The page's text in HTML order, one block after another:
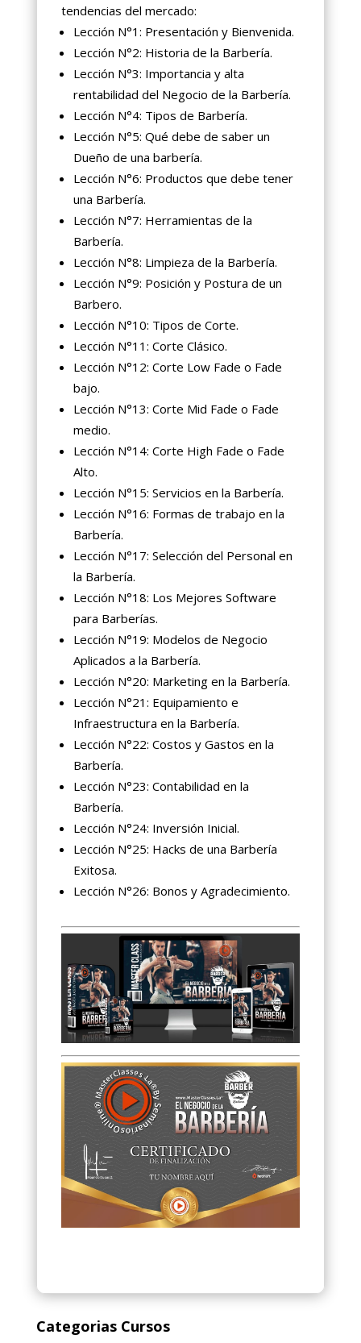
tendencias del mercado:
Lección N°1: Presentación y Bienvenida.
Lección N°2: Historia de la Barbería.
Lección N°3: Importancia y alta
rentabilidad del Negocio de la Barbería.
Lección N°4: Tipos de Barbería.
Lección N°5: Qué debe de saber un
Dueño de una barbería.
Lección N°6: Productos que debe tener
una Barbería.
Lección N°7: Herramientas de la
Barbería.
Lección N°8: Limpieza de la Barbería.
Lección N°9: Posición y Postura de un
Barbero.
Lección N°10: Tipos de Corte.
Lección N°11: Corte Clásico.
Lección N°12: Corte Low Fade o Fade
bajo.
Lección N°13: Corte Mid Fade o Fade
medio.
Lección N°14: Corte High Fade o Fade
Alto.
Lección N°15: Servicios en la Barbería.
Lección N°16: Formas de trabajo en la
Barbería.
Lección N°17: Selección del Personal en
la Barbería.
Lección N°18: Los Mejores Software
para Barberías.
Lección N°19: Modelos de Negocio
Aplicados a la Barbería.
Lección N°20: Marketing en la Barbería.
Lección N°21: Equipamiento e
Infraestructura en la Barbería.
Lección N°22: Costos y Gastos en la
Barbería.
Lección N°23: Contabilidad en la
Barbería.
Lección N°24: Inversión Inicial.
Lección N°25: Hacks de una Barbería
Exitosa.
Lección N°26: Bonos y Agradecimiento.
Categorias Cursos